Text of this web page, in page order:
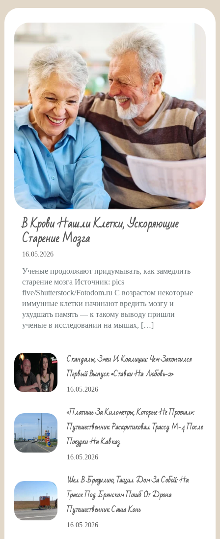
В Крови Нашли Клетки, Ускоряющие
Старение Мозга
16.05.2026
Ученые продолжают придумывать, как замедлить
старение мозга Источник: pics
five/Shutterstock/Fotodom.ru С возрастом некоторые
иммунные клетки начинают вредить мозгу и
ухудшать память — к такому выводу пришли
ученые в исследовании на мышах, […]
Скандалы, Змеи И Коалиции: Чем Закончился
Первый Выпуск «Ставки На Любовь-2»
16.05.2026
«Платишь За Километры, Которые Не Проехал»:
Путешественник Раскритиковал Трассу М-4 После
Поездки На Кавказ
16.05.2026
Шел В Бразилию, Тащил Дом За Собой: На
Трассе Под Брянском Погиб От Дрона
Путешественник Саша Конь
16.05.2026